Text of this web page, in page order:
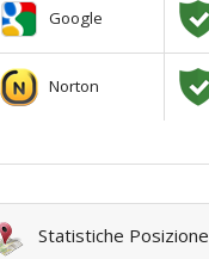
Google
Norton
Statistiche Posizione